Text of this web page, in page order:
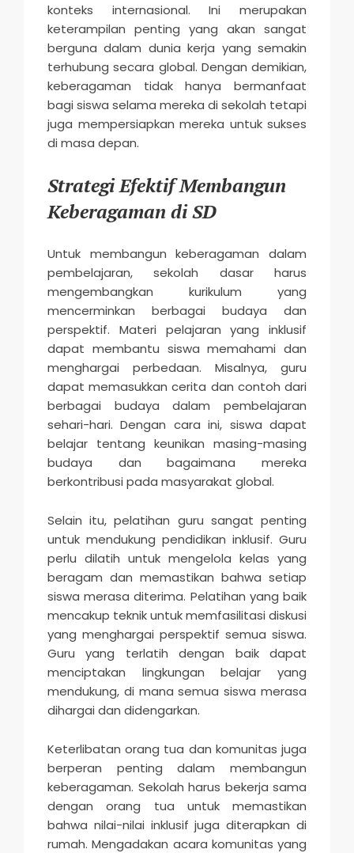
konteks internasional. Ini merupakan
keterampilan penting yang akan sangat
berguna dalam dunia kerja yang semakin
terhubung secara global. Dengan demikian,
keberagaman tidak hanya bermanfaat
bagi siswa selama mereka di sekolah tetapi
juga mempersiapkan mereka untuk sukses
di masa depan.
Strategi Efektif Membangun
Keberagaman di SD
Untuk membangun keberagaman dalam
pembelajaran, sekolah dasar harus
mengembangkan kurikulum yang
mencerminkan berbagai budaya dan
perspektif. Materi pelajaran yang inklusif
dapat membantu siswa memahami dan
menghargai perbedaan. Misalnya, guru
dapat memasukkan cerita dan contoh dari
berbagai budaya dalam pembelajaran
sehari-hari. Dengan cara ini, siswa dapat
belajar tentang keunikan masing-masing
budaya dan bagaimana mereka
berkontribusi pada masyarakat global.
Selain itu, pelatihan guru sangat penting
untuk mendukung pendidikan inklusif. Guru
perlu dilatih untuk mengelola kelas yang
beragam dan memastikan bahwa setiap
siswa merasa diterima. Pelatihan yang baik
mencakup teknik untuk memfasilitasi diskusi
yang menghargai perspektif semua siswa.
Guru yang terlatih dengan baik dapat
menciptakan lingkungan belajar yang
mendukung, di mana semua siswa merasa
dihargai dan didengarkan.
Keterlibatan orang tua dan komunitas juga
berperan penting dalam membangun
keberagaman. Sekolah harus bekerja sama
dengan orang tua untuk memastikan
bahwa nilai-nilai inklusif juga diterapkan di
rumah. Mengadakan acara komunitas yang